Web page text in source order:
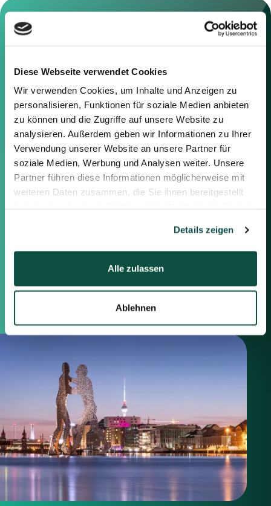
Diese Webseite verwendet Cookies
Wir verwenden Cookies, um Inhalte und Anzeigen zu
personalisieren, Funktionen für soziale Medien anbieten
zu können und die Zugriffe auf unsere Website zu
analysieren. Außerdem geben wir Informationen zu Ihrer
Verwendung unserer Website an unsere Partner für
soziale Medien, Werbung und Analysen weiter. Unsere
Partner führen diese Informationen möglicherweise mit
weiteren Daten zusammen, die Sie ihnen bereitgestellt
Details zeigen
Alle zulassen
Ablehnen
Kontaktieren Sie uns
Sie können sich gerne mit uns in
Verbindung setzen, indem Sie die
nachstehenden Informationen
oder das Formular auf der rechten
Seite verwenden.
Berlin
Frankfurt
Saxenhammer Corporate Finance GmbH
10629 Berlin